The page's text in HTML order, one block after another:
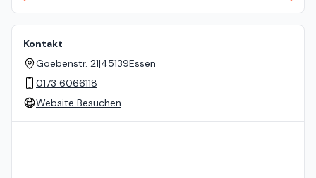
Kontakt
Goebenstr. 21|45139Essen
0173 6066118
Website Besuchen